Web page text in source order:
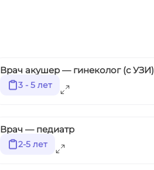
Врач акушер — гинеколог (с УЗИ)
3 - 5 лет
Врач — педиатр
2-5 лет